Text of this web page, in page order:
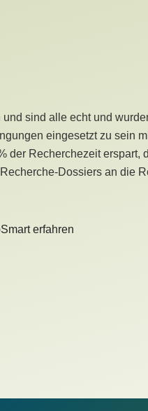
sind alle echt und
eingesetzt zu sein
der Recherchezeit
Dossiers an die
erfahren